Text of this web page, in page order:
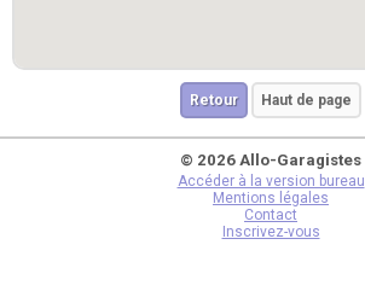
Retour Haut de page
© 2026 Allo-Garagistes
Accéder à la version bureau
Mentions légales
Contact
Inscrivez-vous